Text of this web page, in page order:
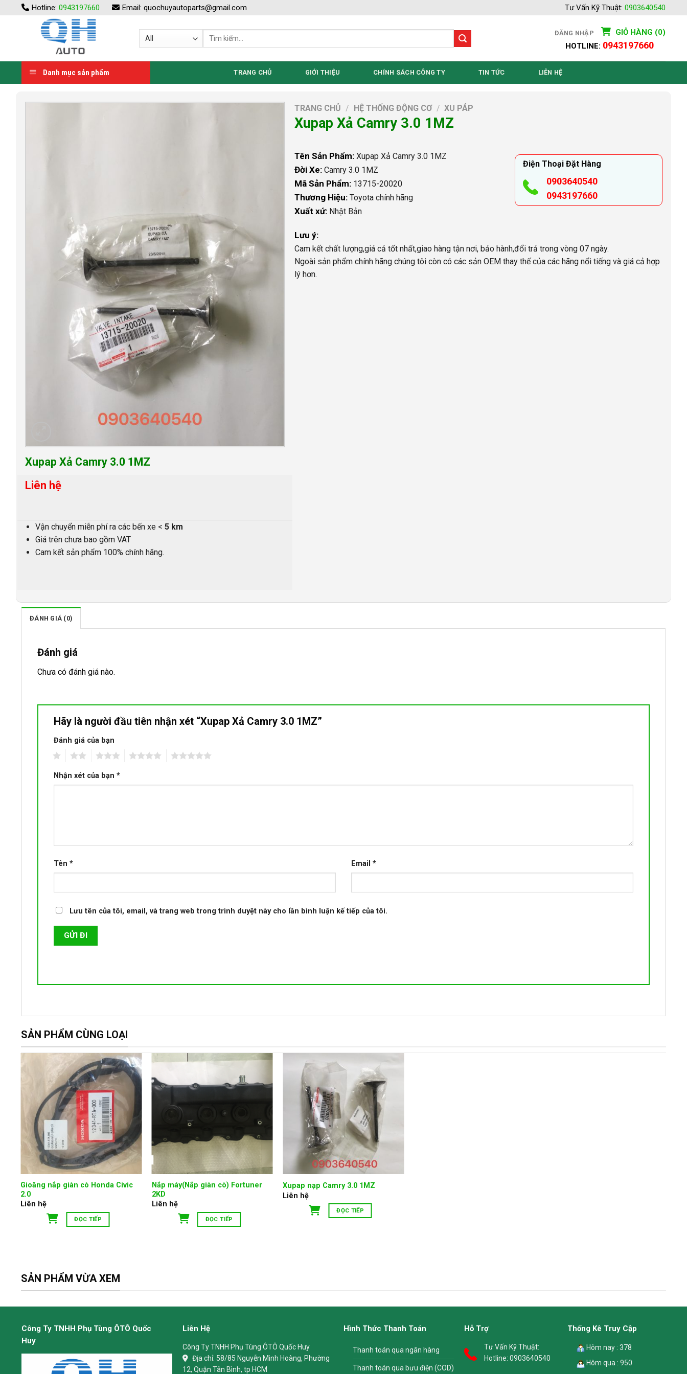
Hotline: 0943197660 Email: quochuyautoparts@gmail.com Tư Vấn Kỹ Thuật: 0903640540
ĐĂNG NHẬP
GIỎ HÀNG (0)
HOTLINE: 0943197660
Danh mục sản phẩm TRANG CHỦ GIỚI THIỆU CHÍNH SÁCH CÔNG TY TIN TỨC LIÊN HỆ
Xupap Xả Camry 3.0 1MZ
Liên hệ
Vận chuyển miễn phí ra các bến xe <5 km
Giá trên chưa bao gồm VAT
Cam kết sản phẩm 100% chính hãng.
TRANG CHỦ / HỆ THỐNG ĐỘNG CƠ / XU PÁP
Xupap Xả Camry 3.0 1MZ
Tên Sản Phẩm:Xupap Xả Camry 3.0 1MZ
Đời Xe:Camry 3.0 1MZ
Mã Sản Phẩm: 13715-20020
Thương Hiệu:Toyota chính hãng
Xuất xứ: Nhật Bản
Điện Thoại Đặt Hàng
0903640540
0943197660
Lưu ý:
Cam kết chất lượng,giá cả tốt nhất,giao hàng tận nơi, bảo hành,đổi trả trong vòng 07 ngày.
Ngoài sản phẩm chính hãng chúng tôi còn có các sản OEM thay thế của các hãng nổi tiếng và giá cả hợp
lý hơn.
ĐÁNH GIÁ (0)
Đánh giá
Chưa có đánh giá nào.
Hãy là người đầu tiên nhận xét “Xupap Xả Camry 3.0 1MZ”
Đánh giá của bạn
Nhận xét của bạn *
Tên * Email *
Lưu tên của tôi, email, và trang web trong trình duyệt này cho lần bình luận kế tiếp của tôi.
SẢN PHẨM CÙNG LOẠI
Gioăng nắp giàn cò Honda Civic
2.0
Liên hệ
ĐỌC TIẾP
Nắp máy(Nắp giàn cò) Fortuner
2KD
Liên hệ
ĐỌC TIẾP
Xupap nạp Camry 3.0 1MZ
Liên hệ
ĐỌC TIẾP
SẢN PHẨM VỪA XEM
Công Ty TNHH Phụ Tùng ÔTÔ Quốc
Huy
Liên Hệ
Công Ty TNHH Phụ Tùng ÔTÔ Quốc Huy
Địa chỉ: 58/85 Nguyễn Minh Hoàng, Phường
12, Quận Tân Bình, tp HCM
Hình Thức Thanh Toán
Thanh toán qua ngân hàng
Thanh toán qua bưu điện (COD)
Hỗ Trợ
Tư Vấn Kỹ Thuật:
Hotline:0903640540
Thống Kê Truy Cập
Hôm nay : 378
Hôm qua : 950